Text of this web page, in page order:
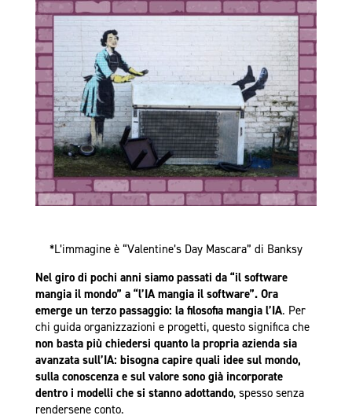
*L’immagine è “Valentine’s Day Mascara” di Banksy
Nel giro di pochi anni siamo passati da “il software
mangia il mondo” a “l’IA mangia il software”. Ora
emerge un terzo passaggio: la filosofia mangia l’IA. Per
chi guida organizzazioni e progetti, questo significa che
non basta più chiedersi quanto la propria azienda sia
avanzata sull’IA: bisogna capire quali idee sul mondo,
sulla conoscenza e sul valore sono già incorporate
dentro i modelli che si stanno adottando, spesso senza
rendersene conto.